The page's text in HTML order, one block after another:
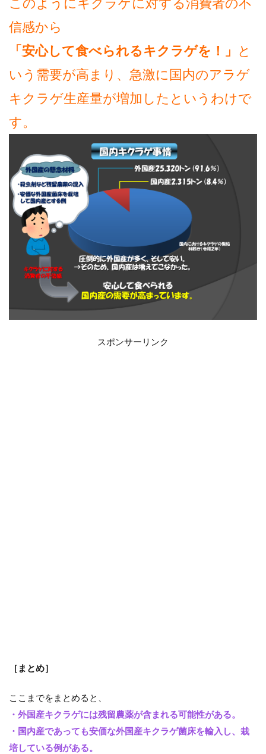
信感から
「安心して食べられるキクラゲを！」 と
いう需要が高まり、急激に国内のアラゲ
キクラゲ生産量が増加したというわけで
す。
スポンサーリンク
［まとめ］
ここまでをまとめると、
・外国産キクラゲには残留農薬が含まれる可能性がある。
・国内産であっても安価な外国産キクラゲ菌床を輸入し、栽
培している例がある。